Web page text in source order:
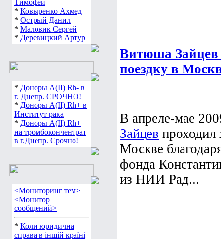
Тимофей
* Ковыренко Ахмед
* Острый Данил
* Маловик Сергей
* Деревицкий Артур
* Доноры А(ІІ) Rh- в
г. Днепр. СРОЧНО!
* Доноры А(ІІ) Rh+ в
Институт рака
* Доноры А(ІІ) Rh+
на тромбокончентрат
в г.Днепр. Срочно!
<Мониторинг тем>
<Монитор
сообщений>
* Коли юридична
справа в іншій країні
Витюша
поездку в
В апреле-мае
Зайцев
Москве
фонда
из НИИ Рад...